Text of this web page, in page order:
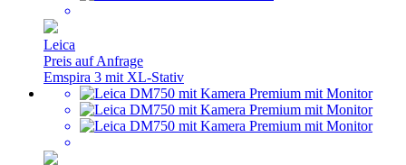
Leica
Preis auf Anfrage
Emspira 3 mit XL-Stativ